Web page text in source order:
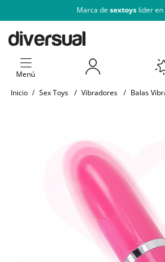
Marca de sextoys lider en
Menú
Inicio / Sex Toys / Vibradores / Balas